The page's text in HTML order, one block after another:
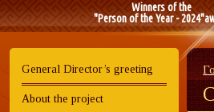
Winners of the
"Person of the Year -
General Director’s greeting
About the project